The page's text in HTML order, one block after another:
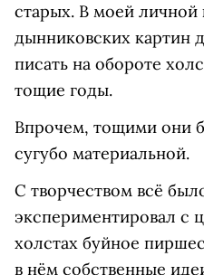
старых. В моей личной
дынниковских картин
писать на обороте
тощие годы.
Впрочем, тощими они
сугубо материальной.
С творчеством всё
экспериментировал с
холстах буйное
в нём собственные